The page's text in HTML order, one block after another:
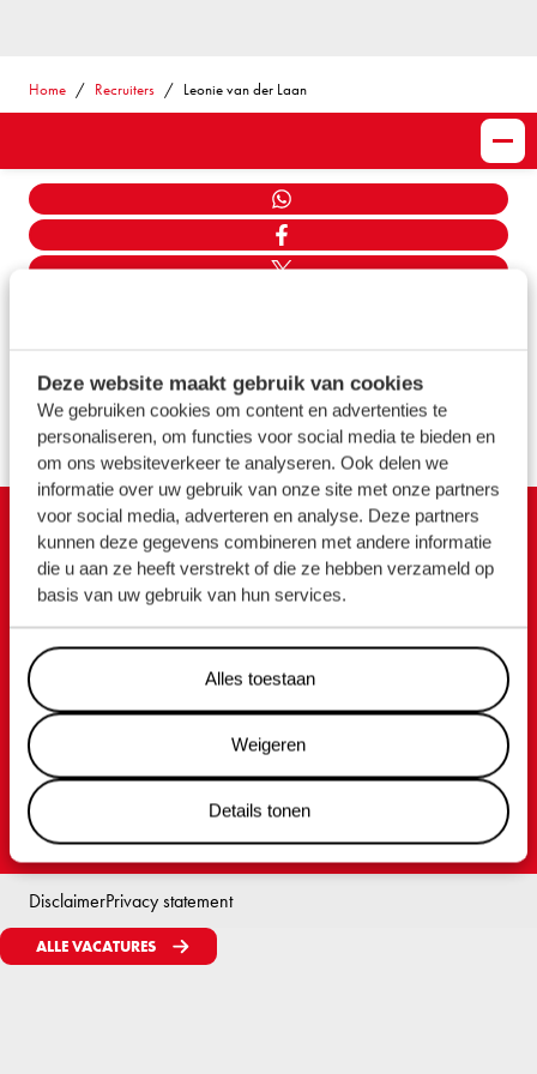
Deze website maakt gebruik van cookies
We gebruiken cookies om content en advertenties te
personaliseren, om functies voor social media te bieden en
om ons websiteverkeer te analyseren. Ook delen we
informatie over uw gebruik van onze site met onze partners
voor social media, adverteren en analyse. Deze partners
kunnen deze gegevens combineren met andere informatie
die u aan ze heeft verstrekt of die ze hebben verzameld op
basis van uw gebruik van hun services.
Alles toestaan
Weigeren
Details tonen
Home Recruiters Leonie van der Laan
WHATSAPP
FACEBOOK
LINK KOPIËEREN
TERUG NAAR OVERZICHT
Royal Wagenborg
P.O. Box 14, 9930 AA Delfzijl
Marktstraat 10, 9934 CK Delfzijl
Nederland
Tel. +31 596 636 911
www.wagenborg.com
DisclaimerPrivacy statement
ALLE VACATURES